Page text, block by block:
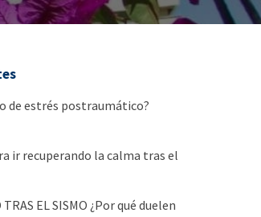
de estrés postraumático?
ir recuperando la calma tras el
TRAS EL SISMO ¿Por qué duelen